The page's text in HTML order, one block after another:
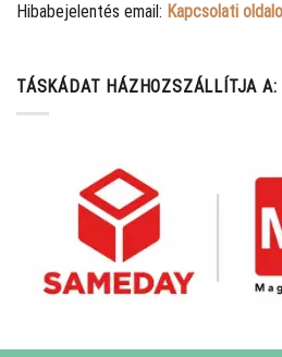
Hibabejelentés email: Kapcsolati
TÁSKÁDAT HÁZHOZSZÁLLÍTJA A: